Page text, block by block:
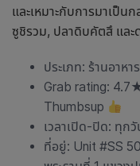
และเหมาะกับการมาเป็
ซูชิรวม, ปลาดิบคัตสึ และ
ประเภท: ร้านอาห
Grab rating:
Thumbsup
เวลาเปิด-ปิด: ทุก
ที่อยู่: Unit #SS